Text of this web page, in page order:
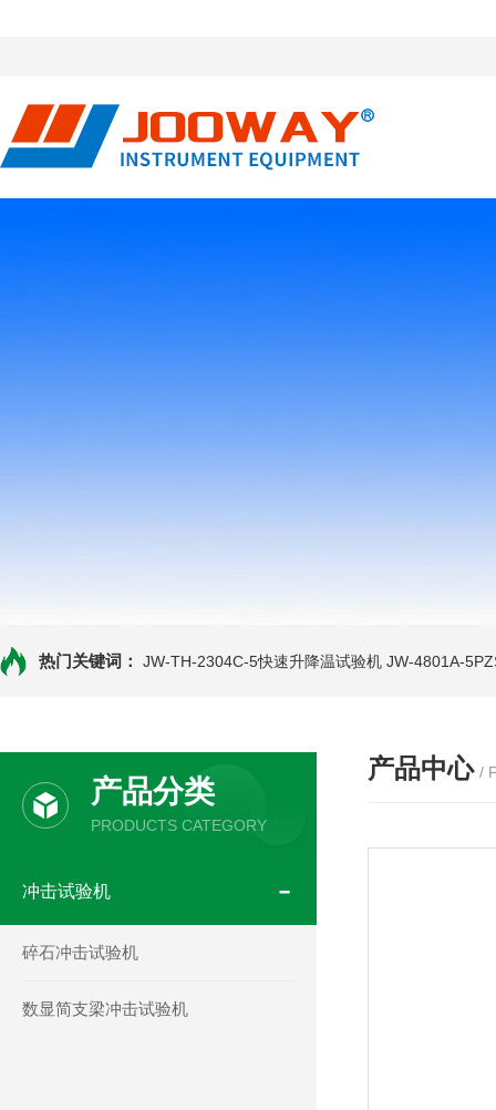
热门关键词： JW-TH-2304C-5快速升降温试验机 JW-4801A-
产品分类
PRODUCTS CATEGORY
冲击试验机
碎石冲击试验机
数显简支梁冲击试验机
产品中心 /